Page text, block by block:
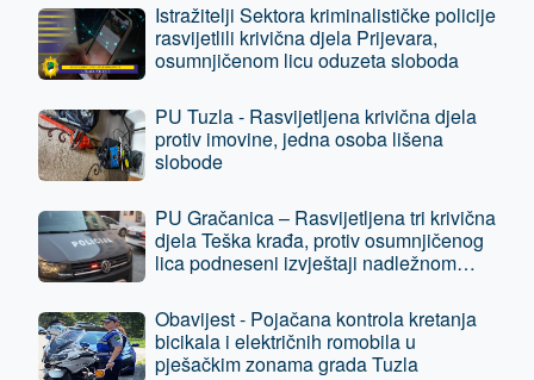
Istražitelji Sektora kriminalističke policije
rasvijetlili krivična djela Prijevara,
osumnjičenom licu oduzeta sloboda
PU Tuzla - Rasvijetljena krivična djela
protiv imovine, jedna osoba lišena
slobode
PU Gračanica – Rasvijetljena tri krivična
djela Teška krađa, protiv osumnjičenog
lica podneseni izvještaji nadležnom
Obavijest - Pojačana kontrola kretanja
bicikala i električnih romobila u
pješačkim zonama grada Tuzla